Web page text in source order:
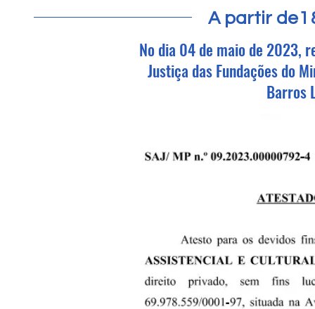
A partir de
No dia 04 de maio de 2023,
Justiça das Fundações do
Barros